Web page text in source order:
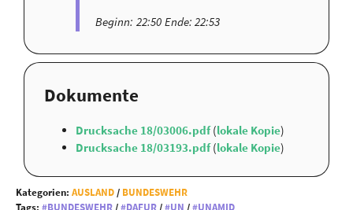
Beginn: 22:50 Ende: 22:53
Dokumente
Drucksache 18/03006.pdf(lokale Kopie)
Drucksache 18/03193.pdf(lokale Kopie)
Kategorien: AUSLAND/ BUNDESWEHR
Tags:
BUNDESWEHR/ DAFUR/ UN / UNAMID